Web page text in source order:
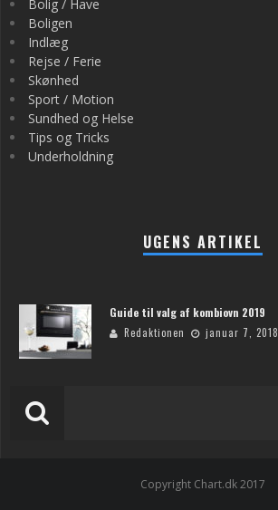
Bolig / Have
Boligen
Indlæg
Rejse / Ferie
Skønhed
Sport / Motion
Sundhed og Helse
Tips og Tricks
Underholdning
UGENS ARTIKEL
Guide til valg af kombiovn 2019
Redaktionen januar 7, 2018
Copyright Chart.dk 2017